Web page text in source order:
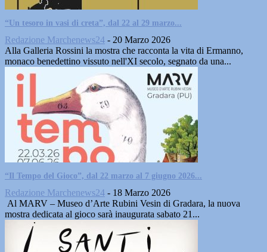
“Un tesoro in vasi di creta”, dal 22 al 29 marzo...
Redazione Marchenews24 - 20 Marzo 2026
Alla Galleria Rossini la mostra che racconta la vita di Ermanno,
monaco benedettino vissuto nell'XI secolo, segnato da una...
“Il Tempo del Gioco”, dal 22 marzo al 7 giugno 2026...
Redazione Marchenews24 - 18 Marzo 2026
Al MARV – Museo d’Arte Rubini Vesin di Gradara, la nuova
mostra dedicata al gioco sarà inaugurata sabato 21...